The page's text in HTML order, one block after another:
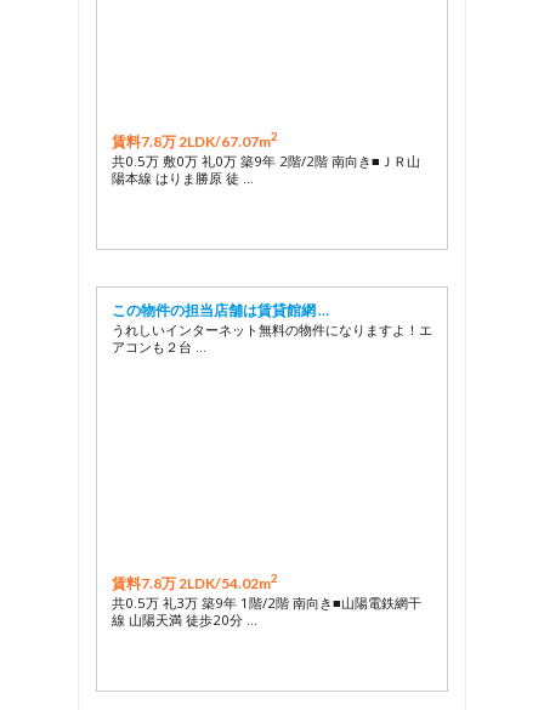
賃料7.8万 2LDK/67.07m2
共0.5万 敷0万 礼0万 築9年 2階/2階 南向き■ＪＲ山
陽本線 はりま勝原 徒 …
この物件の担当店舗は賃貸館網 …
うれしいインターネット無料の物件になりますよ！エ
アコンも２台 …
賃料7.8万 2LDK/54.02m2
共0.5万 礼3万 築9年 1階/2階 南向き■山陽電鉄網干
線 山陽天満 徒歩20分 …